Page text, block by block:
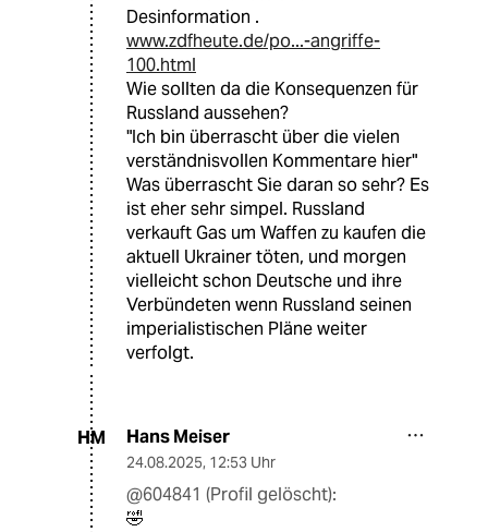
Desinformation .
www.zdfheute.de/po...-angriffe-
100.html
Wie sollten da die Konsequenzen für
Russland aussehen?
"Ich bin überrascht über die vielen
verständnisvollen Kommentare hier"
Was überrascht Sie daran so sehr? Es
ist eher sehr simpel. Russland
verkauft Gas um Waffen zu kaufen die
aktuell Ukrainer töten, und morgen
vielleicht schon Deutsche und ihre
Verbündeten wenn Russland seinen
imperialistischen Pläne weiter
verfolgt.
HM Hans Meiser
24.08.2025, 12:53 Uhr
@604841 (Profil gelöscht):
🤣